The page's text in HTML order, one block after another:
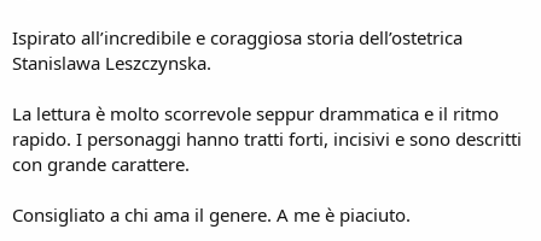
Ispirato all’incredibile e coraggiosa storia dell’ostetrica
Stanislawa Leszczynska.
La lettura è molto scorrevole seppur drammatica e il ritmo
rapido. I personaggi hanno tratti forti, incisivi e sono descritti
con grande carattere.
Consigliato a chi ama il genere. A me è piaciuto.